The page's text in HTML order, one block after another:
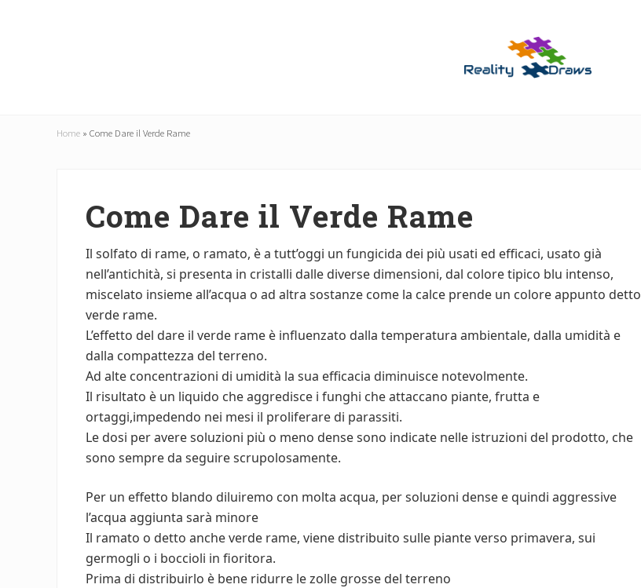
Home » Come Dare il Verde Rame
Come Dare il Verde Rame
Il solfato di rame, o ramato, è a tutt’oggi un fungicida dei più usati ed efficaci, usato già
nell’antichità, si presenta in cristalli dalle diverse dimensioni, dal colore tipico blu intenso,
miscelato insieme all’acqua o ad altra sostanze come la calce prende un colore appunto detto
verde rame.
L’effetto del dare il verde rame è influenzato dalla temperatura ambientale, dalla umidità e
dalla compattezza del terreno.
Ad alte concentrazioni di umidità la sua efficacia diminuisce notevolmente.
Il risultato è un liquido che aggredisce i funghi che attaccano piante, frutta e
ortaggi,impedendo nei mesi il proliferare di parassiti.
Le dosi per avere soluzioni più o meno dense sono indicate nelle istruzioni del prodotto, che
sono sempre da seguire scrupolosamente.
Per un effetto blando diluiremo con molta acqua, per soluzioni dense e quindi aggressive
l’acqua aggiunta sarà minore
Il ramato o detto anche verde rame, viene distribuito sulle piante verso primavera, sui
germogli o i boccioli in fioritora.
Prima di distribuirlo è bene ridurre le zolle grosse del terreno